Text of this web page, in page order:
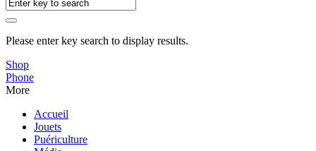
Please enter key search to display results.
Shop
Phone
More
Accueil
Jouets
Puériculture